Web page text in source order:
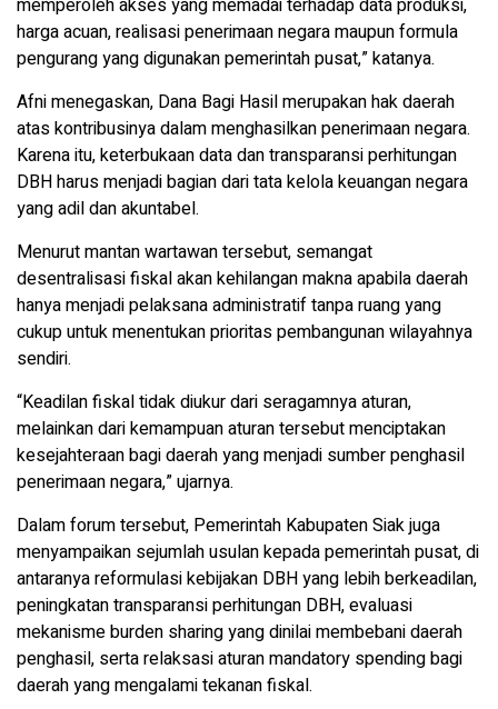
memperoleh akses yang memadai terhadap data produksi,
harga acuan, realisasi penerimaan negara maupun formula
pengurang yang digunakan pemerintah pusat,” katanya.
Afni menegaskan, Dana Bagi Hasil merupakan hak daerah
atas kontribusinya dalam menghasilkan penerimaan negara.
Karena itu, keterbukaan data dan transparansi perhitungan
DBH harus menjadi bagian dari tata kelola keuangan negara
yang adil dan akuntabel.
Menurut mantan wartawan tersebut, semangat
desentralisasi fiskal akan kehilangan makna apabila daerah
hanya menjadi pelaksana administratif tanpa ruang yang
cukup untuk menentukan prioritas pembangunan wilayahnya
sendiri.
“Keadilan fiskal tidak diukur dari seragamnya aturan,
melainkan dari kemampuan aturan tersebut menciptakan
kesejahteraan bagi daerah yang menjadi sumber penghasil
penerimaan negara,” ujarnya.
Dalam forum tersebut, Pemerintah Kabupaten Siak juga
menyampaikan sejumlah usulan kepada pemerintah pusat, di
antaranya reformulasi kebijakan DBH yang lebih berkeadilan,
peningkatan transparansi perhitungan DBH, evaluasi
mekanisme burden sharing yang dinilai membebani daerah
penghasil, serta relaksasi aturan mandatory spending bagi
daerah yang mengalami tekanan fiskal.